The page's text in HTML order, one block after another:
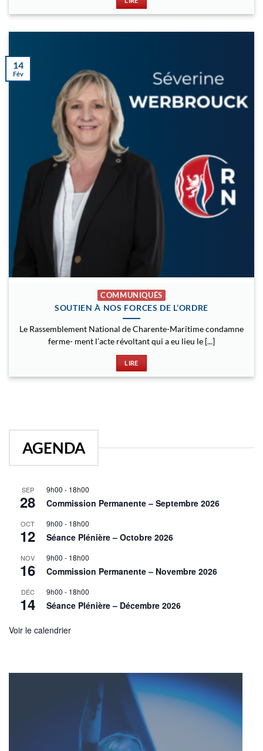
COMMUNIQUÉS
SOUTIEN À NOS FORCES DE L’ORDRE
Le Rassemblement National de Charente-Maritime condamne
ferme- ment l’acte révoltant qui a eu lieu le [...]
LIRE
14
Fév
AGENDA
SEP
28
9h00 - 18h00
Commission Permanente – Septembre 2026
OCT
12
9h00 - 18h00
Séance Plénière – Octobre 2026
NOV
16
9h00 - 18h00
Commission Permanente – Novembre 2026
DÉC
14
9h00 - 18h00
Séance Plénière – Décembre 2026
Voir le calendrier